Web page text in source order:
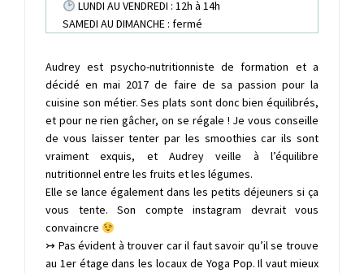
LUNDI AU VENDREDI : 12h à 14h
SAMEDI AU DIMANCHE : fermé
Audrey est psycho-nutritionniste de formation et a
décidé en mai 2017 de faire de sa passion pour la
cuisine son métier. Ses plats sont donc bien équilibrés,
et pour ne rien gâcher, on se régale ! Je vous conseille
de vous laisser tenter par les smoothies car ils sont
vraiment exquis, et Audrey veille à l’équilibre
nutritionnel entre les fruits et les légumes.
Elle se lance également dans les petits déjeuners si ça
vous tente. Son compte instagram devrait vous
convaincre
↣ Pas évident à trouver car il faut savoir qu’il se trouve
au 1er étage dans les locaux de Yoga Pop. Il vaut mieux